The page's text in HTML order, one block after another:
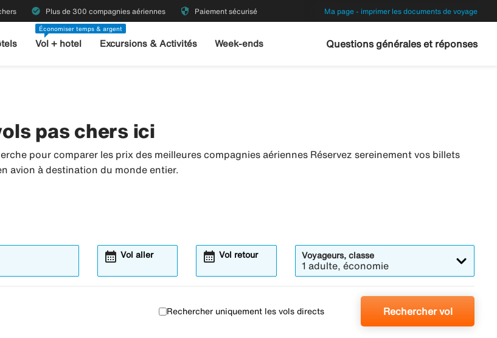
check_circle Plus de 300 compagnies aériennes security Paiement sécurisé Ma page - imprimer les documents de voyage
Économiser temps & argent
Vol + hotel Excursions & Activités Week-ends Questions générales et réponses
pas chers ici
pour comparer les prix des meilleures compagnies aériennes Réservez sereinement vos billets
avion à destination du monde entier.
Vol aller
calendar_month Vol retour
calendar_month Voyageurs, classe
1 adulte, économie
Rechercher uniquement les vols directs Rechercher vol